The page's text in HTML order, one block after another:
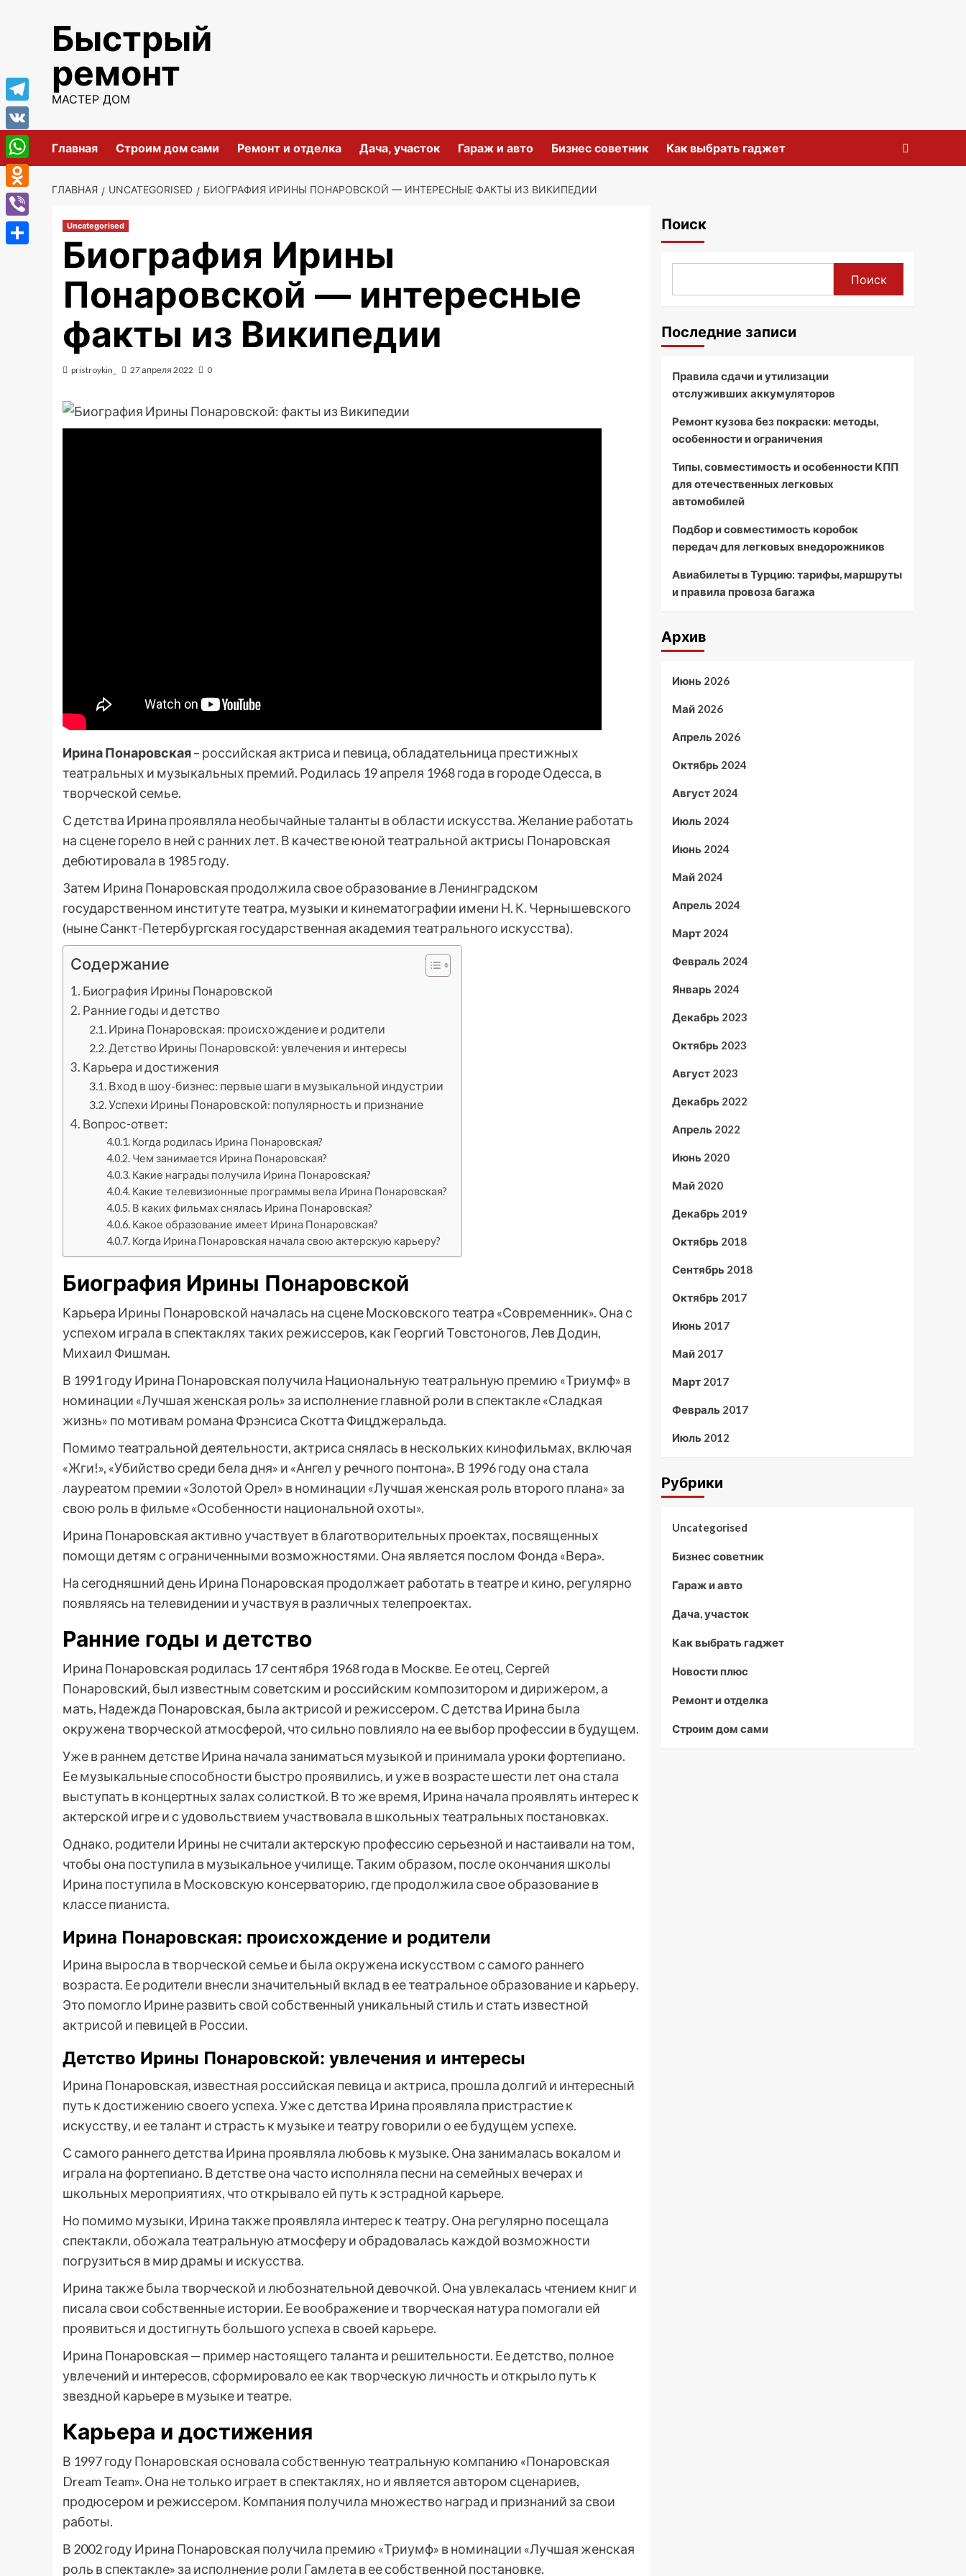
содержимомуБыстрый
ремонт
МАСТЕР ДОМ
Главная Строим дом сами Ремонт и отделка Дача, участок Гараж и авто Бизнес советник Как выбрать гаджет
ГЛАВНАЯ UNCATEGORISED БИОГРАФИЯ ИРИНЫ ПОНАРОВСКОЙ — ИНТЕРЕСНЫЕ ФАКТЫ ИЗ ВИКИПЕДИИ
Uncategorised
Биография Ирины
Понаровской — интересные
факты из Википедии
pristroykin_ 27 апреля 2022 0
Ирина Понаровская– российская актриса и певица, обладательница престижных
театральных и музыкальных премий. Родилась 19 апреля 1968 года в городе Одесса, в
творческой семье.
С детства Ирина проявляла необычайные таланты в области искусства. Желание работать
на сцене горело в ней с ранних лет. В качестве юной театральной актрисы Понаровская
дебютировала в 1985 году.
Затем Ирина Понаровская продолжила свое образование в Ленинградском
государственном институте театра, музыки и кинематографии имени Н. К. Чернышевского
(ныне Санкт-Петербургская государственная академия театрального искусства).
Содержание
Биография Ирины Понаровской
Ранние годы и детство
Ирина Понаровская: происхождение и родители
Детство Ирины Понаровской: увлечения и интересы
Карьера и достижения
Вход в шоу-бизнес: первые шаги в музыкальной индустрии
Успехи Ирины Понаровской: популярность и признание
Вопрос-ответ:
Когда родилась Ирина Понаровская?
Чем занимается Ирина Понаровская?
Какие награды получила Ирина Понаровская?
Какие телевизионные программы вела Ирина Понаровская?
В каких фильмах снялась Ирина Понаровская?
Какое образование имеет Ирина Понаровская?
Когда Ирина Понаровская начала свою актерскую карьеру?
Биография Ирины Понаровской
Карьера Ирины Понаровской началась на сцене Московского театра «Современник». Она с
успехом играла в спектаклях таких режиссеров, как Георгий Товстоногов, Лев Додин,
Михаил Фишман.
В 1991 году Ирина Понаровская получила Национальную театральную премию «Триумф» в
номинации «Лучшая женская роль» за исполнение главной роли в спектакле «Сладкая
жизнь» по мотивам романа Фрэнсиса Скотта Фицджеральда.
Помимо театральной деятельности, актриса снялась в нескольких кинофильмах, включая
«Жги!», «Убийство среди бела дня» и «Ангел у речного понтона». В 1996 году она стала
лауреатом премии «Золотой Орел» в номинации «Лучшая женская роль второго плана» за
свою роль в фильме «Особенности национальной охоты».
Ирина Понаровская активно участвует в благотворительных проектах, посвященных
помощи детям с ограниченными возможностями. Она является послом Фонда «Вера».
На сегодняшний день Ирина Понаровская продолжает работать в театре и кино, регулярно
появляясь на телевидении и участвуя в различных телепроектах.
Ранние годы и детство
Ирина Понаровская родилась 17 сентября 1968 года в Москве. Ее отец, Сергей
Понаровский, был известным советским и российским композитором и дирижером, а
мать, Надежда Понаровская, была актрисой и режиссером. С детства Ирина была
окружена творческой атмосферой, что сильно повлияло на ее выбор профессии в будущем.
Уже в раннем детстве Ирина начала заниматься музыкой и принимала уроки фортепиано.
Ее музыкальные способности быстро проявились, и уже в возрасте шести лет она стала
выступать в концертных залах солисткой. В то же время, Ирина начала проявлять интерес к
актерской игре и с удовольствием участвовала в школьных театральных постановках.
Однако, родители Ирины не считали актерскую профессию серьезной и настаивали на том,
чтобы она поступила в музыкальное училище. Таким образом, после окончания школы
Ирина поступила в Московскую консерваторию, где продолжила свое образование в
классе пианиста.
Ирина Понаровская: происхождение и родители
Ирина выросла в творческой семье и была окружена искусством с самого раннего
возраста. Ее родители внесли значительный вклад в ее театральное образование и карьеру.
Это помогло Ирине развить свой собственный уникальный стиль и стать известной
актрисой и певицей в России.
Детство Ирины Понаровской: увлечения и интересы
Ирина Понаровская, известная российская певица и актриса, прошла долгий и интересный
путь к достижению своего успеха. Уже с детства Ирина проявляла пристрастие к
искусству, и ее талант и страсть к музыке и театру говорили о ее будущем успехе.
С самого раннего детства Ирина проявляла любовь к музыке. Она занималась вокалом и
играла на фортепиано. В детстве она часто исполняла песни на семейных вечерах и
школьных мероприятиях, что открывало ей путь к эстрадной карьере.
Но помимо музыки, Ирина также проявляла интерес к театру. Она регулярно посещала
спектакли, обожала театральную атмосферу и обрадовалась каждой возможности
погрузиться в мир драмы и искусства.
Ирина также была творческой и любознательной девочкой. Она увлекалась чтением книг и
писала свои собственные истории. Ее воображение и творческая натура помогали ей
проявиться и достигнуть большого успеха в своей карьере.
Ирина Понаровская — пример настоящего таланта и решительности. Ее детство, полное
увлечений и интересов, сформировало ее как творческую личность и открыло путь к
звездной карьере в музыке и театре.
Карьера и достижения
В 1997 году Понаровская основала собственную театральную компанию «Понаровская
Dream Team». Она не только играет в спектаклях, но и является автором сценариев,
продюсером и режиссером. Компания получила множество наград и признаний за свои
работы.
В 2002 году Ирина Понаровская получила премию «Триумф» в номинации «Лучшая женская
роль в спектакле» за исполнение роли Гамлета в ее собственной постановке.
Поиск
Поиск
Последние записи
Правила сдачи и утилизации
отслуживших аккумуляторов
Ремонт кузова без покраски: методы,
особенности и ограничения
Типы, совместимость и особенности КПП
для отечественных легковых
автомобилей
Подбор и совместимость коробок
передач для легковых внедорожников
Авиабилеты в Турцию: тарифы, маршруты
и правила провоза багажа
Архив
Июнь 2026
Май 2026
Апрель 2026
Октябрь 2024
Август 2024
Июль 2024
Июнь 2024
Май 2024
Апрель 2024
Март 2024
Февраль 2024
Январь 2024
Декабрь 2023
Октябрь 2023
Август 2023
Декабрь 2022
Апрель 2022
Июнь 2020
Май 2020
Декабрь 2019
Октябрь 2018
Сентябрь 2018
Октябрь 2017
Июнь 2017
Май 2017
Март 2017
Февраль 2017
Июль 2012
Рубрики
Uncategorised
Бизнес советник
Гараж и авто
Дача, участок
Как выбрать гаджет
Новости плюс
Ремонт и отделка
Строим дом сами
Telegram
VK
WhatsApp
Odnoklassniki
Viber